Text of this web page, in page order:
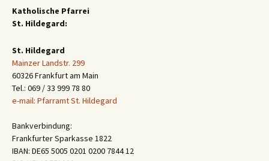
Katholische Pfarrei
St. Hildegard:
St. Hildegard
Mainzer Landstr. 299
60326 Frankfurt am Main
Tel.: 069 / 33 999 78 80
e-mail: Pfarramt St. Hildegard
Bankverbindung:
Frankfurter Sparkasse 1822
IBAN: DE65 5005 0201 0200 7844 12